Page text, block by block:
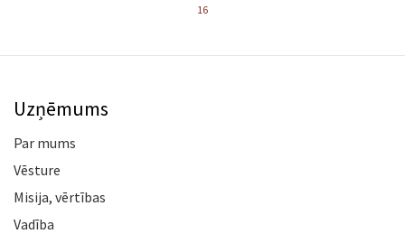
16
Uzņēmums
Par mums
Vēsture
Misija, vērtības
Vadība